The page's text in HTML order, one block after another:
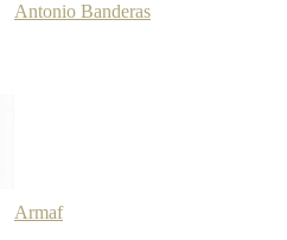
Antonio Banderas
Armaf